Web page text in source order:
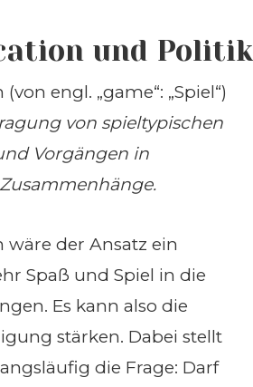
und Politik
engl. „game“: „Spiel“)
von spieltypischen
Vorgängen in
der Ansatz ein
Spaß und Spiel in die
Es kann also die
stärken. Dabei stellt
die Frage: Darf